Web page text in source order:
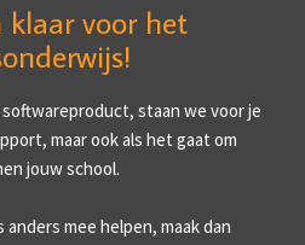
voor het
staan we voor je
maar ook als het gaat om
jouw school.
mee helpen, maak dan